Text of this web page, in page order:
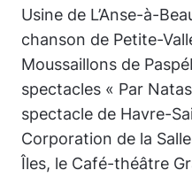
Usine de L’Anse-à-
chanson de Petite-
Moussaillons de
spectacles « Par
spectacle de Havre-
Corporation de la
Îles, le Café-théâtre